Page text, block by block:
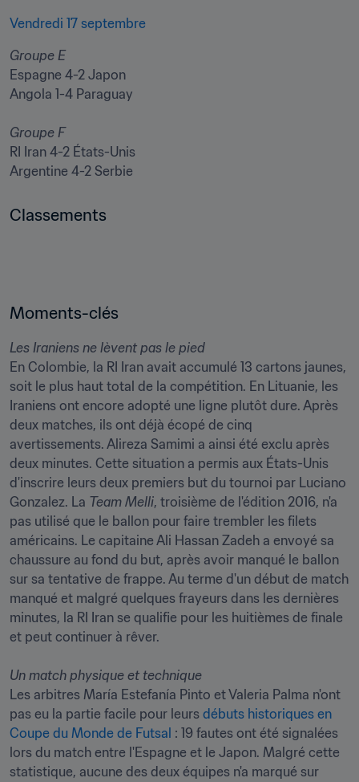
Vendredi 17 septembre
Espagne 4-2 Japon
Angola 1-4 Paraguay
RI Iran 4-2 États-Unis
Argentine 4-2 Serbie
Classements
Moments-clés
Les Iraniens ne lèvent pas le pied
En Colombie, la RI Iran avait accumulé 13 cartons jaunes,
soit le plus haut total de la compétition. En Lituanie, les
Iraniens ont encore adopté une ligne plutôt dure. Après
deux matches, ils ont déjà écopé de cinq
avertissements. Alireza Samimi a ainsi été exclu après
deux minutes. Cette situation a permis aux États-Unis
d'inscrire leurs deux premiers but du tournoi par Luciano
Gonzalez. La Team Melli, troisième de l'édition 2016, n'a
pas utilisé que le ballon pour faire trembler les filets
américains. Le capitaine Ali Hassan Zadeh a envoyé sa
chaussure au fond du but, après avoir manqué le ballon
sur sa tentative de frappe. Au terme d'un début de match
manqué et malgré quelques frayeurs dans les dernières
minutes, la RI Iran se qualifie pour les huitièmes de finale
et peut continuer à rêver.
Un match physique et technique
Les arbitres María Estefanía Pinto et Valeria Palma n'ont
pas eu la partie facile pour leurs débuts historiques en
Coupe du Monde de Futsal : 19 fautes ont été signalées
lors du match entre l'Espagne et le Japon. Malgré cette
statistique, aucune des deux équipes n'a marqué sur